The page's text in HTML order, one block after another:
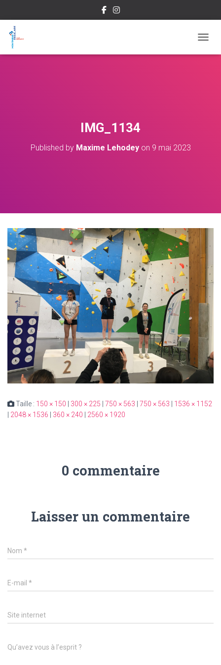
IMG_1134
Published by Maxime Lehodeyon 9 mai 2023
Taille : 150 × 150 | 300 × 225 | 750 × 563 | 750 × 563 | 1536 × 1152
| 2048 × 1536 | 360 × 240 | 2560 × 1920
0 commentaire
Laisser un commentaire
Nom *
E-mail *
Site internet
Qu’avez vous à l’esprit ?